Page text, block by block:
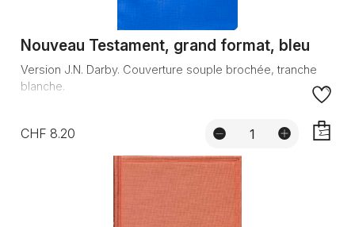
Nouveau Testament, grand format, bleu
Version J.N. Darby. Couverture souple brochée, tranche
blanche.
CHF 8.20